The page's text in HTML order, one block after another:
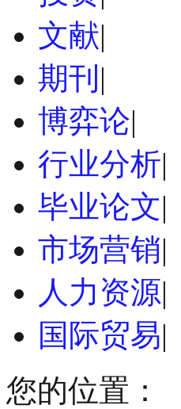
文献|
期刊 |
博弈论|
行业分析|
毕业论文|
市场营销|
人力资源|
国际贸易|
您的位置：